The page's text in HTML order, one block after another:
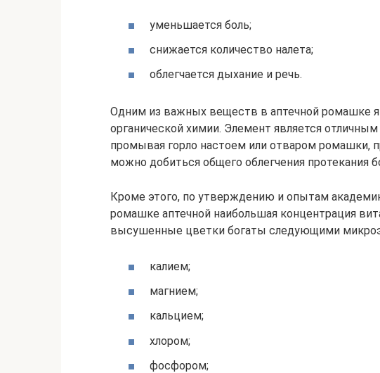
уменьшается боль;
снижается количество налета;
облегчается дыхание и речь.
Одним из важных веществ в аптечной ромашке
органической химии. Элемент является
промывая горло настоем или отваром ромашки,
можно добиться общего облегчения протекания
Кроме этого, по утверждению и опытам
ромашке аптечной наибольшая концентрация
высушенные цветки богаты следующими
калием;
магнием;
кальцием;
хлором;
фосфором;